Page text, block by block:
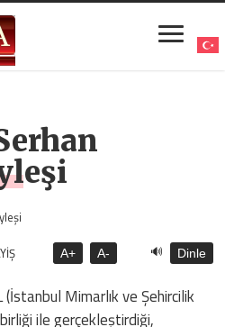
A+ A- 🔊 Dinle
(İstanbul Mimarlık ve Şehircilik
ile gerçekleştirdiği,